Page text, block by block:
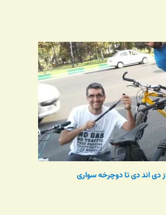
اند دی تا دوچرخه سواری